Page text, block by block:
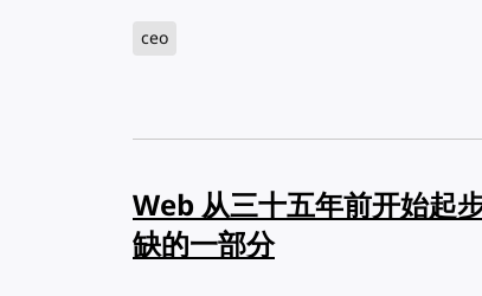
ceo
Web 从三十五年前开始起
缺的一部分